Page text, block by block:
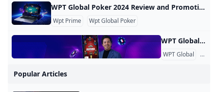
WPT Global Poker 2024 Review and Promotions OFFRE SPÉCIALE À DURÉE LIMITÉE : les nouveaux utilisateurs reçoivent des tickets satellites pour tenter de se qualifier pour le Championnat du monde WPT 2023 en décembre, qui offrira une cagnotte garantie record de 40 millions de dollars. Après avoir fait ses débuts à la télévision il y a vingt ans, le World Poker Tour a contribué de manière significative au développement du poker et à sa popularité. Reconnu pour son innovation, le World Poker Tour a transporté ses événements mondiaux historiques dans le monde en ligne via sa plateforme WPT Global (WPT).
Wpt Prime Wpt Global Poker
WPT Global Account Review Account Verification Why is it necessary to verify the account? As an operator that complies with applicable laws and regulations, we need to verify the identity of players. Therefore, specific documents are required for the verification of player accounts. What documents are required to verify the account? To verify the account, valid identification documents such as ID cards, passports, driver’s licenses, utility bills, and deposit certificates are required. The provided documents should have clear photos where all four corners are visible.
WPT Global KYC
Popular Articles